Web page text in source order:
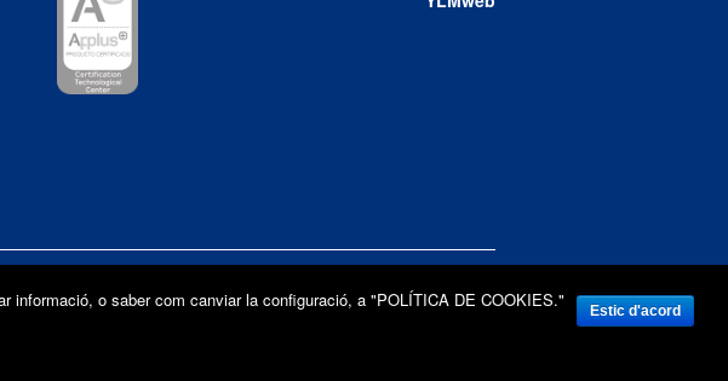
o saber com canviar la configuració, a "POLÍTICA DE COOKIES."
Estic d'acord